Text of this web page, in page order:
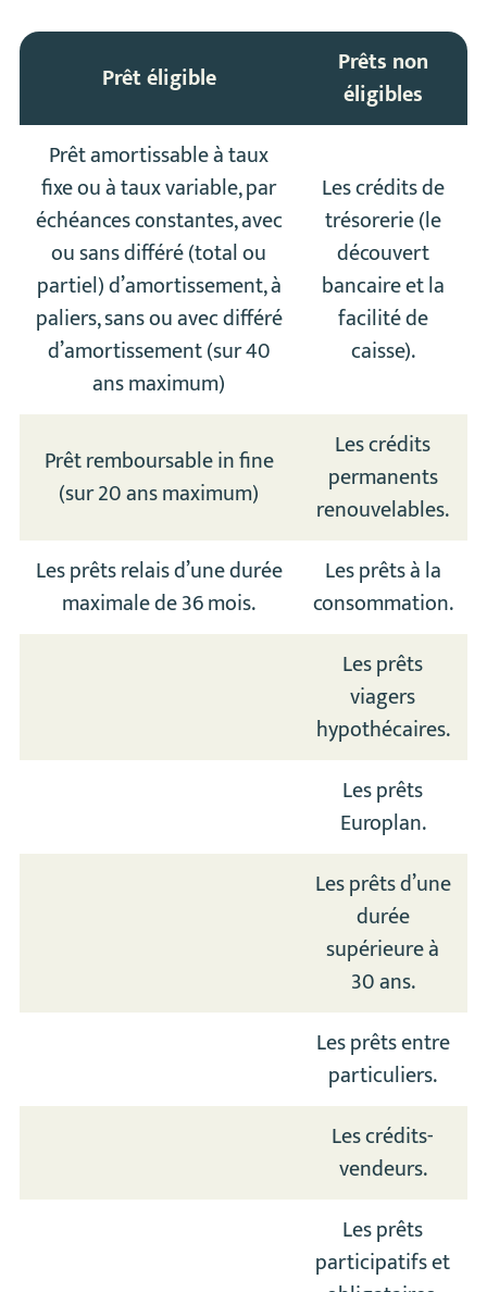
Prêt éligible
Prêts non
éligibles
Prêt amortissable à taux
fixe ou à taux variable, par
échéances constantes, avec
ou sans différé (total ou
partiel) d’amortissement, à
paliers, sans ou avec différé
d’amortissement (sur 40
ans maximum)
Les crédits de
trésorerie (le
découvert
bancaire et la
facilité de
caisse).
Prêt remboursable in fine
(sur 20 ans maximum)
Les crédits
permanents
renouvelables.
Les prêts relais d’une durée
maximale de 36 mois.
Les prêts à la
consommation.
Les prêts
viagers
hypothécaires.
Les prêts
Europlan.
Les prêts d’une
durée
supérieure à
30 ans.
Les prêts entre
particuliers.
Les crédits-
vendeurs.
Les prêts
participatifs et